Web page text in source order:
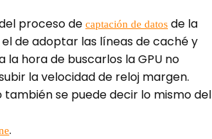
proceso de captación de datos de la
el de adoptar las líneas de caché y
hora de buscarlos la GPU no
la velocidad de reloj margen.
también se puede decir lo mismo del
.